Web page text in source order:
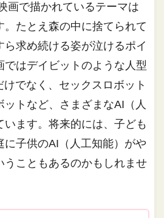
画で描かれているテーマは
。たとえ森の中に捨てられて
ら求め続ける姿が泣けるポイ
ではデイビットのような人型
でなく、セックスロボット
トなど、さまざまなAI（人
ます。将来的には、子ども
に子供のAI（人工知能）がや
うこともあるのかもしれませ